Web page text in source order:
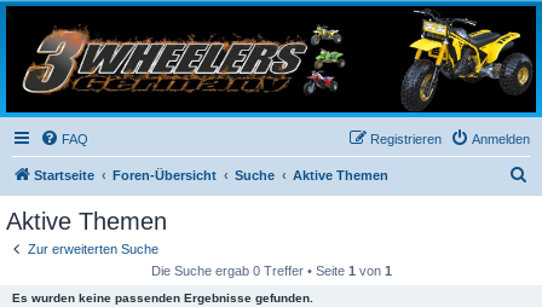
3-Wheelers Germany
Honda, Yamaha, Kawasaki Trike
FAQ Anmelden
Registrieren
Startseite Foren-Übersicht Suche Aktive Themen
Aktive Themen
Zur erweiterten Suche
Die Suche ergab 0 Treffer • Seite 1 von 1
Es wurden keine passenden Ergebnisse gefunden.